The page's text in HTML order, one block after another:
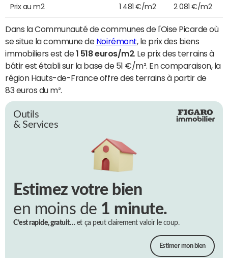
Prix au m2 1 481 €/m2 2 081 €/m2
Dans la Communauté de communes de l'Oise Picarde où
se situe la commune de Noirémont, le prix des biens
immobiliers est de1 518 euros/m2 . Le prix des terrains à
bâtir est établi sur la base de 51 €/m². En comparaison, la
région Hauts-de-France offre des terrains à partir de
83 euros du m².
Outils
& Services
Estimez votre bien
en moins de 1 minute.
C’est rapide, gratuit…et ça peut clairement valoir le coup.
Estimer mon bien